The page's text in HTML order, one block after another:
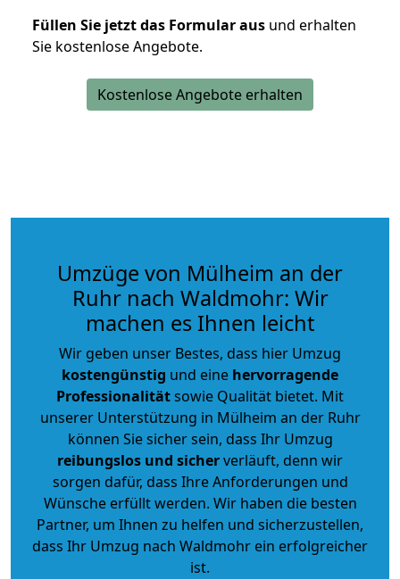
Füllen Sie jetzt das Formular aus und erhalten
Sie kostenlose Angebote.
Kostenlose Angebote erhalten
Umzüge von Mülheim an der
Ruhr nach Waldmohr: Wir
machen es Ihnen leicht
Wir geben unser Bestes, dass hier Umzug
kostengünstig und eine hervorragende
Professionalitätsowie Qualität bietet. Mit
unserer Unterstützung in Mülheim an der Ruhr
können Sie sicher sein, dass Ihr Umzug
reibungslos und sicherverläuft, denn wir
sorgen dafür, dass Ihre Anforderungen und
Wünsche erfüllt werden. Wir haben die besten
Partner, um Ihnen zu helfen und sicherzustellen,
dass Ihr Umzug nach Waldmohr ein erfolgreicher
ist.